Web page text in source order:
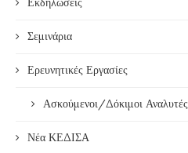
Σεμινάρια
Ερευνητικές Εργασίες
Ασκούμενοι/Δόκιμοι Αναλυτές
Νέα ΚΕΔΙΣΑ